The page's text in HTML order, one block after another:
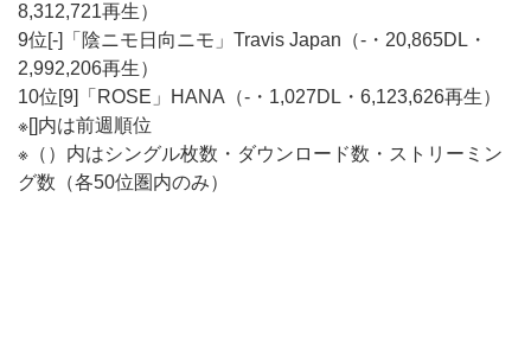
8,312,721再生）
9位[-]「陰ニモ日向ニモ」Travis Japan（-・20,865DL・
2,992,206再生）
10位[9]「ROSE」HANA（-・1,027DL・6,123,626再生）
※[]内は前週順位
※（）内はシングル枚数・ダウンロード数・ストリーミン
グ数（各50位圏内のみ）